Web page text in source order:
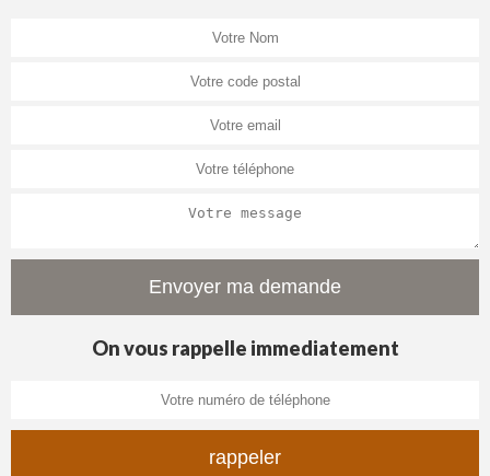
On vous rappelle immediatement